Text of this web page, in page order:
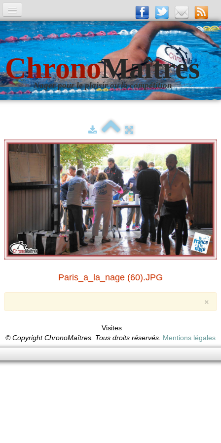
A la Une
Entrainements
La revue
Les numéros
Photos ▼
Evènements ▼
ChronoMaîtres
Nager pour le plaisir ou la compétition
Paris_a_la_nage (60).JPG
×
Visites
© Copyright ChronoMaîtres. Tous droits réservés. Mentions légales